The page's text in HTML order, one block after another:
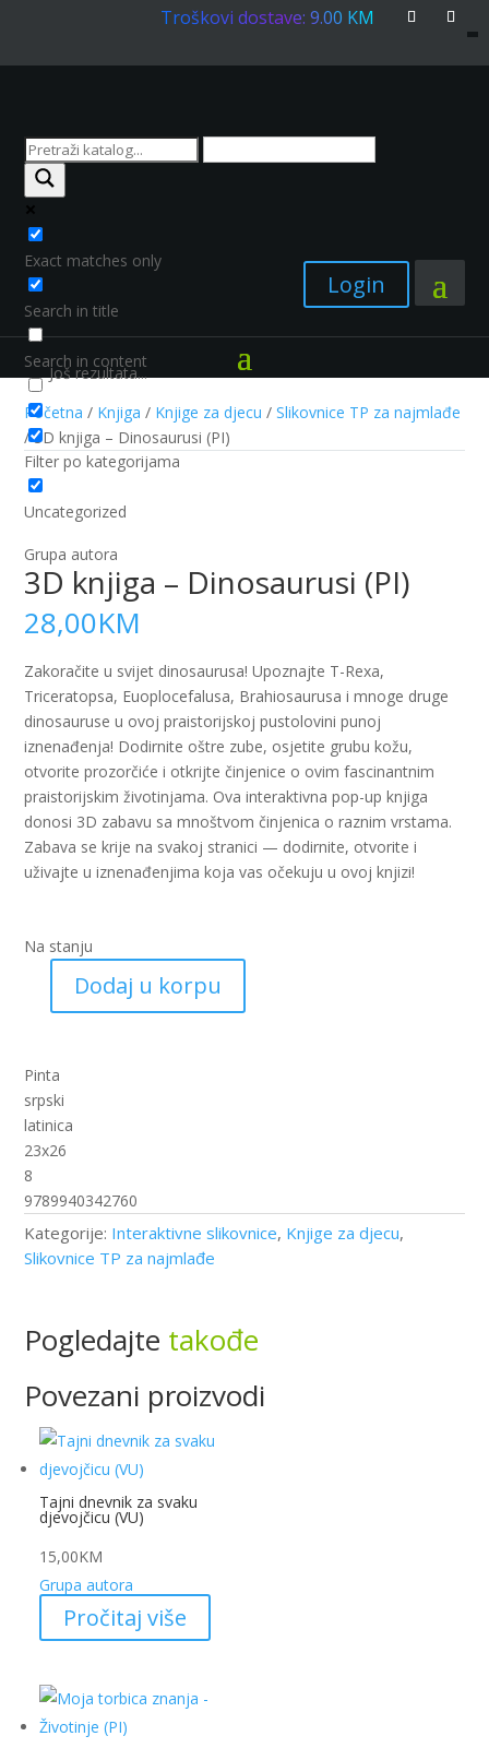
Troškovi dostave: 9.00 KM
Još rezultata...
Exact matches only
Search in title
Search in content
Filter po kategorijama
Uncategorized
Login
Početna / Knjiga / Knjige za djecu /Slikovnice TP za najmlađe
/ 3D knjiga – Dinosaurusi (PI)
Grupa autora
3D knjiga – Dinosaurusi (PI)
28,00KM
Zakoračite u svijet dinosaurusa! Upoznajte T-Rexa,
Triceratopsa, Euoplocefalusa, Brahiosaurusa i mnoge druge
dinosauruse u ovoj praistorijskoj pustolovini punoj
iznenađenja! Dodirnite oštre zube, osjetite grubu kožu,
otvorite prozorčiće i otkrijte činjenice o ovim fascinantnim
praistorijskim životinjama. Ova interaktivna pop-up knjiga
donosi 3D zabavu sa mnoštvom činjenica o raznim vrstama.
Zabava se krije na svakoj stranici — dodirnite, otvorite i
uživajte u iznenađenjima koja vas očekuju u ovoj knjizi!
Na stanju
Dinosaurusi
(PI)
količina
Dodaj u korpu
Pinta
srpski
latinica
23x26
8
9789940342760
Kategorije: Interaktivne slikovnice, Knjige za djecu,
Slikovnice TP za najmlađe
Pogledajte takođe
Povezani proizvodi
Tajni dnevnik za svaku
djevojčicu (VU)
15,00KM
Grupa autora
Pročitaj više